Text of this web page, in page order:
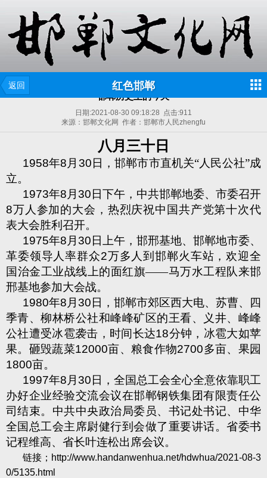
返回 红色邯郸
邯郸历史上的今天
日期:2021-08-30 09:18:28 点击:911
来源：邯郸文化网 作者：邯郸市人民zhengfu
八月三十日
1958年8 月 30 日，邯郸市市直机关“人民公社”成
立。
1973年8 月 30 日下午，中共邯郸地委、市委召开
8万人参加的大会，热烈庆祝中国共产党第十次代
表大会胜利召开。
1975年8 月 30 日上午，邯邢基地、邯郸地市委、
革委领导人率群众2万多人到邯郸火车站，欢迎全
国治金工业战线上的面红旗——马万水工程队来邯
邢基地参加大会战。
1980年8 月 30 日，邯郸市郊区西大电、苏曹、四
季青、柳林桥公社和峰峰矿区的王看、义井、峰峰
公社遭受冰雹袭击，时间长达18分钟，冰雹大如苹
果。砸毁蔬菜12000亩、粮食作物2700多亩、果园
1800亩。
1997年8 月 30 日，全国总工会全心全意依靠职工
办好企业经验交流会议在邯郸钢铁集团有限责任公
司结束。中共中央政治局委员、书记处书记、中华
全国总工会主席尉健行到会做了重要讲话。省委书
记程维高、省长叶连松出席会议。
链接； http://www.handanwenhua.net/hdwhua/2021-08-3
0/5135.html